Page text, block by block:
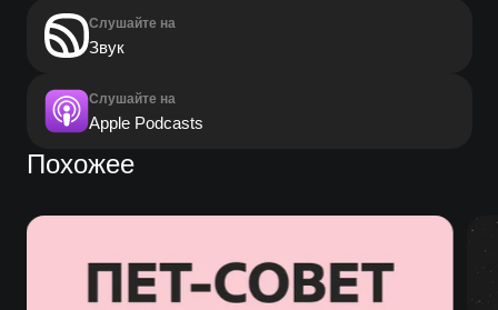
Слушайте на
Звук
Слушайте на
Apple Podcasts
Похожее